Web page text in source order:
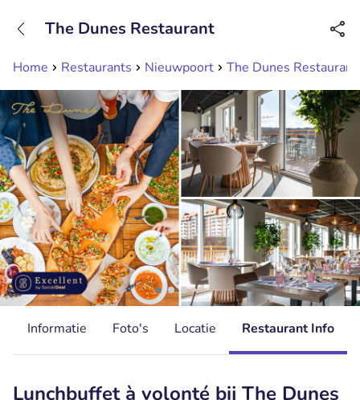
Bereikbaar tot 23:00 uur
Home Restaurants Nieuwpoort The Dunes Restaurant
The Dunes Restaurant
Informatie Foto's Locatie Restaurant Info
Lunchbuffet à volonté bij The Dunes